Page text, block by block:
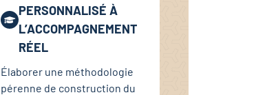
PERSONNALISÉ À
L’ACCOMPAGNEMENT
RÉEL
Élaborer une méthodologie
pérenne de construction du